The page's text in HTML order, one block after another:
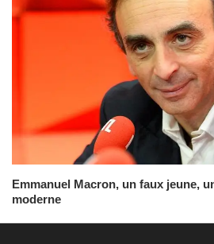
Emmanuel Macron, un faux jeune,
moderne